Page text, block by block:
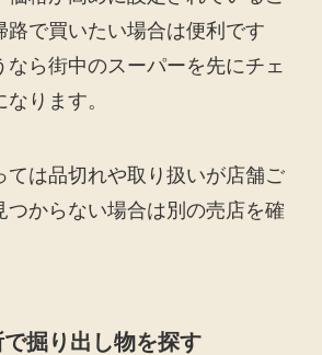
路で買いたい場合は便利です
なら街中のスーパーを先にチェ
ります。
ては品切れや取り扱いが店舗ご
つからない場合は別の売店を確
掘り出し物を探す